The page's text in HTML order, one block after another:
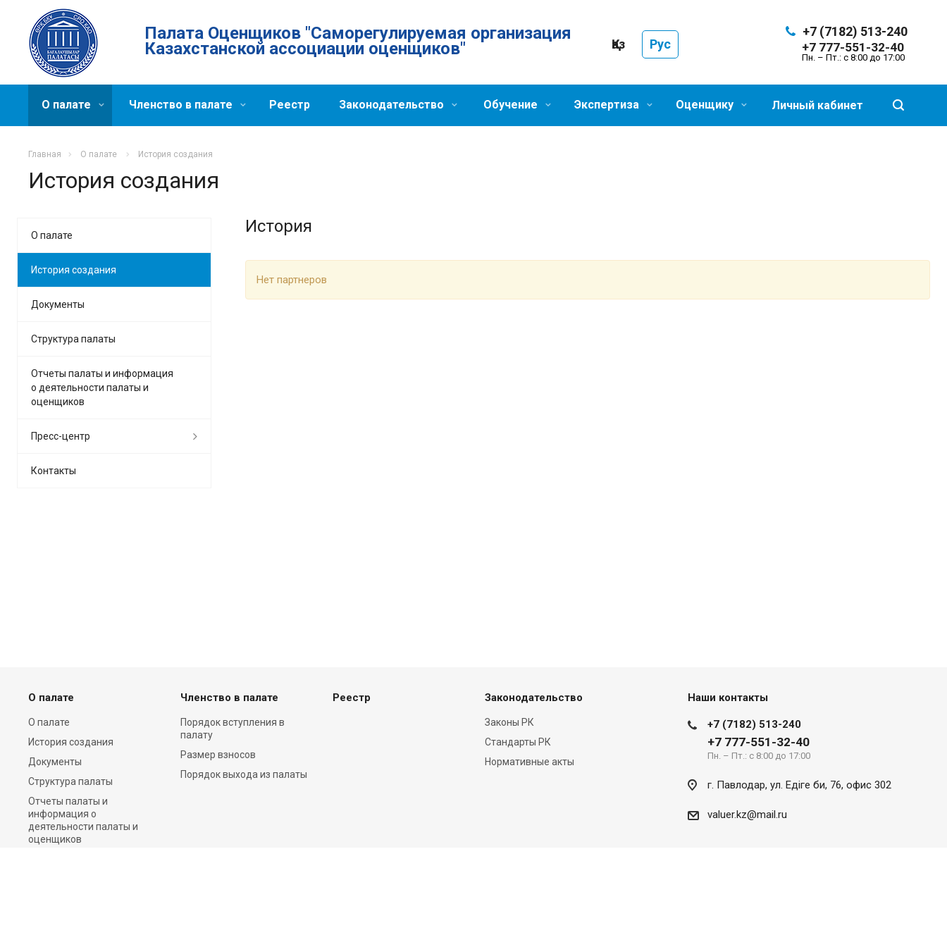
Палата Оценщиков "Саморегулируемая организация
Казахстанской ассоциации оценщиков" Қаз Рус
+7 (7182) 513-240
+7 777-551-32-40
Пн. – Пт.: с 8:00 до 17:00
Личный кабинет
О палате Членство в палате Реестр Законодательство Обучение Экспертиза Оценщику
Главная О палате История создания
История создания
История
Нет партнеров
О палате
История создания
Документы
Структура палаты
Отчеты палаты и информация
о деятельности палаты и
оценщиков
Пресс-центр
Контакты
О палате
О палате
История создания
Документы
Структура палаты
Отчеты палаты и
информация о
деятельности палаты и
оценщиков
Членство в палате
Порядок вступления в
палату
Размер взносов
Порядок выхода из палаты
Реестр Законодательство
Законы РК
Стандарты РК
Нормативные акты
Наши контакты
+7 (7182) 513-240
+7 777-551-32-40
Пн. – Пт.: с 8:00 до 17:00
г. Павлодар, ул. Eдіге би, 76, офис 302
valuer.kz@mail.ru